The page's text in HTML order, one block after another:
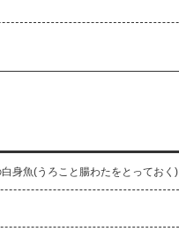
身魚(うろこと腸わたをとっておく)